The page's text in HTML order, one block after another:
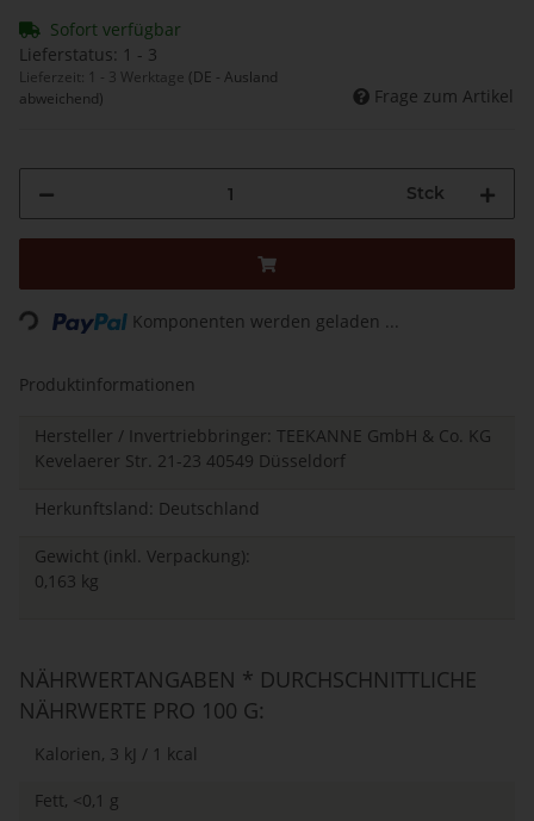
Sofort verfügbar
Lieferstatus: 1 - 3
Lieferzeit: 1 - 3 Werktage (DE - Ausland
abweichend)
Frage zum Artikel
Stck
Loading... Komponenten werden geladen ...
Produktinformationen
Hersteller / Invertriebbringer: TEEKANNE GmbH & Co. KG
Kevelaerer Str. 21-23 40549 Düsseldorf
Herkunftsland: Deutschland
Gewicht (inkl. Verpackung):
0,163 kg
NÄHRWERTANGABEN * DURCHSCHNITTLICHE
NÄHRWERTE PRO 100 G:
Kalorien, 3 kJ / 1 kcal
Fett, <0,1 g